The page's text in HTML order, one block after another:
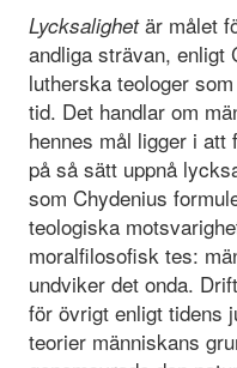
Lycksalighetär målet
andliga strävan, enligt
lutherska teologer
tid. Det handlar om
hennes mål ligger i
på så sätt uppnå
som Chydenius
teologiska
moralfilosofisk tes:
undviker det onda.
för övrigt enligt tidens
teorier människans